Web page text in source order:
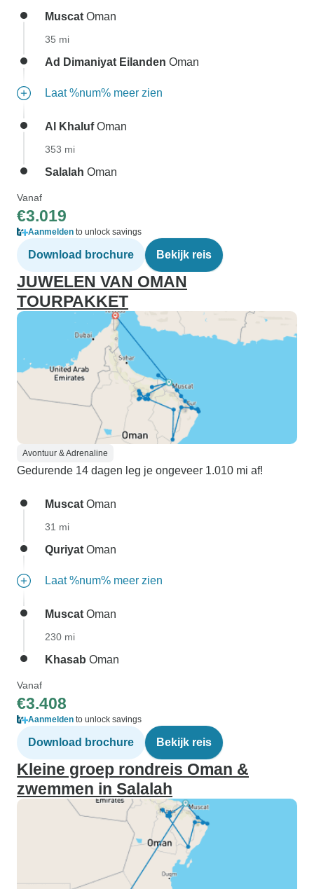
Muscat Oman
35 mi
Ad Dimaniyat Eilanden Oman
Laat %num% meer zien
Al KhalufOman
353 mi
Salalah Oman
Vanaf
€3.019
Aanmelden to unlock savings
Download brochure Bekijk reis
JUWELEN VAN OMAN
TOURPAKKET
Avontuur & Adrenaline
Gedurende 14 dagen leg je ongeveer 1.010 mi af!
Muscat Oman
31 mi
Quriyat Oman
Laat %num% meer zien
Muscat Oman
230 mi
Khasab Oman
Vanaf
€3.408
Aanmelden to unlock savings
Download brochure Bekijk reis
Kleine groep rondreis Oman &
zwemmen in Salalah